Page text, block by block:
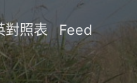
對照表 Feed